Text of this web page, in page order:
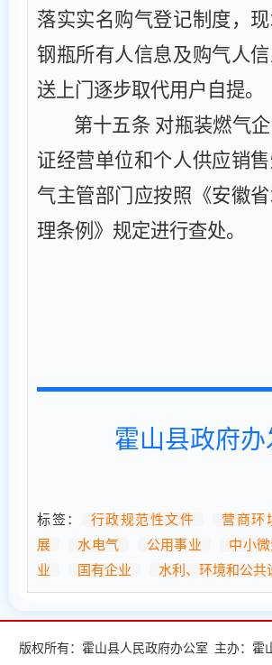
落实实名购气登记制度，
钢瓶所有人信息及购气人
送上门逐步取代用户自提。
第十五条 对瓶装燃气
证经营单位和个人供应销
气主管部门应按照《安徽
理条例》规定进行查处。
霍山县政府办
标签： 行政规范性文件 营商环
展
水电气 公用事业 中小
业
国有企业 水利、环境和公共
版权所有：霍山县人民政府办公室 主办：霍